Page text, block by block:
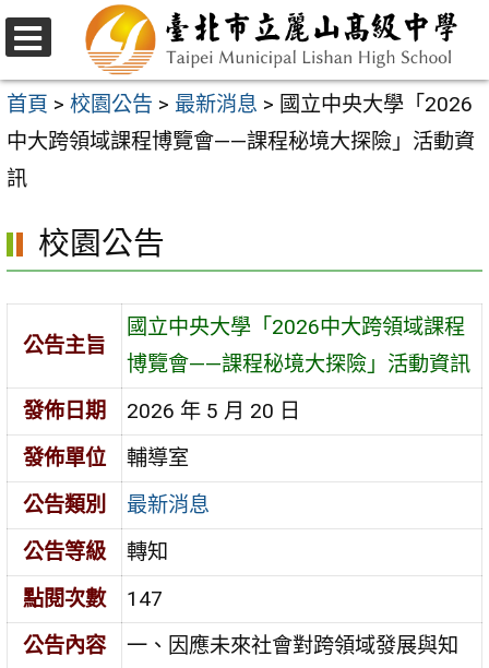
跳
至
主
要
內
區
選
單
首頁 > 校園公告 > 最新消息 > 國立中央大學「2026
中大跨領域課程博覽會——課程秘境大探險」活動資
訊
校園公告
公告主旨
國立中央大學「2026中大跨領域課程
博覽會——課程秘境大探險」活動資訊
發佈日期
2026 年 5 月 20 日
發佈單位
輔導室
公告類別
最新消息
公告等級
轉知
點閱次數
147
公告內容
一、因應未來社會對跨領域發展與知